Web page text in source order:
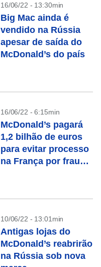
16/06/22 - 13:30min
Big Mac ainda é
vendido na Rússia
apesar de saída do
McDonald’s do país
16/06/22 - 6:15min
McDonald’s pagará
1,2 bilhão de euros
para evitar processo
na França por fraude
10/06/22 - 13:01min
Antigas lojas do
McDonald’s reabrirão
na Rússia sob nova